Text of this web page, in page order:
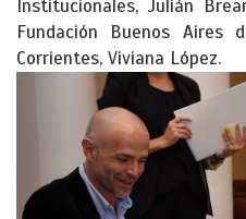
Institucionales, Julián
Fundación Buenos
Corrientes, Viviana López.